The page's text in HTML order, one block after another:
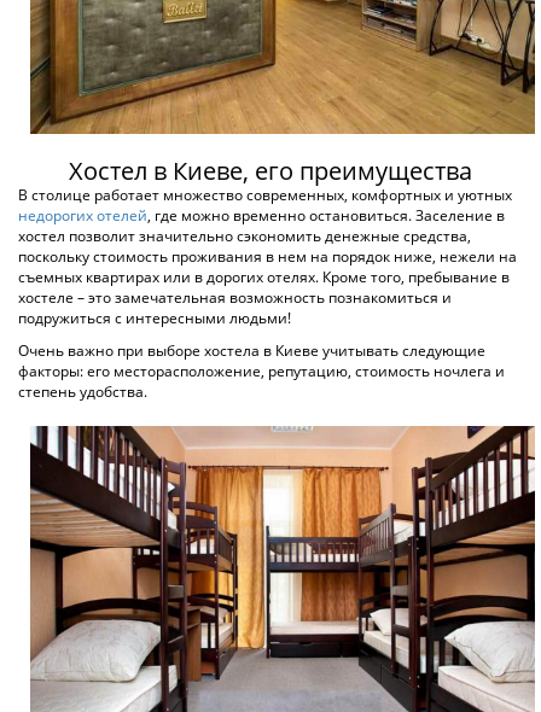
от 250 грн ПОДРОБНЕЕ
ХОСТЕЛ P2B HOSTEL & BAR
по 28 оценкам
Киев, Гончара
1 км. до центра города
от 250 грн ПОДРОБНЕЕ
ХОСТЕЛ 777 МЕТРО ДАРНИЦА
по 16 оценкам
Киев, Сергея Набоки
7 км. до центра города
от 250 грн ПОДРОБНЕЕ
ХОСТЕЛ FOX HOSTEL KYIV
по 17 оценкам